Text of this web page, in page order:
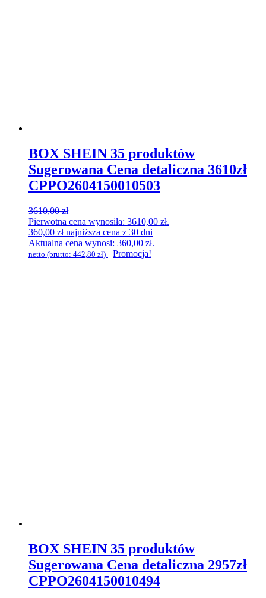
BOX SHEIN 35 produktów
Sugerowana Cena detaliczna 3610zł
CPPO2604150010503
3610,00zł
Pierwotna cena wynosiła: 3610,00 zł.
360,00 złnajniższa cena z 30 dni
Aktualna cena wynosi: 360,00 zł.
netto (brutto: 442,80 zł) Promocja!
BOX SHEIN 35 produktów
Sugerowana Cena detaliczna 2957zł
CPPO2604150010494